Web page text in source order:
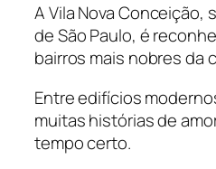
A Vila Nova Conceição,
de São Paulo, é
bairros mais nobres da
Entre edifícios
muitas histórias de
tempo certo.